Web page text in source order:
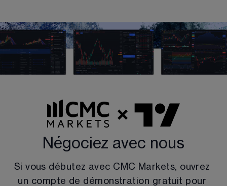
Négociez avec nous
Si vous débutez avec CMC Markets, ouvrez
un compte de démonstration gratuit pour